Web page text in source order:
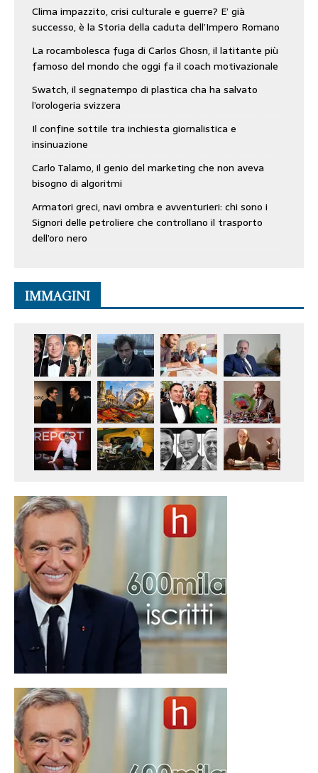
Clima impazzito, crisi culturale e guerre? E’ già
successo, è la Storia della caduta dell’Impero Romano
La rocambolesca fuga di Carlos Ghosn, il latitante più
famoso del mondo che oggi fa il coach motivazionale
Swatch, il segnatempo di plastica cha ha salvato
l’orologeria svizzera
Il confine sottile tra inchiesta giornalistica e
insinuazione
Carlo Talamo, il genio del marketing che non aveva
bisogno di algoritmi
Armatori greci, navi ombra e avventurieri: chi sono i
Signori delle petroliere che controllano il trasporto
dell’oro nero
IMMAGINI